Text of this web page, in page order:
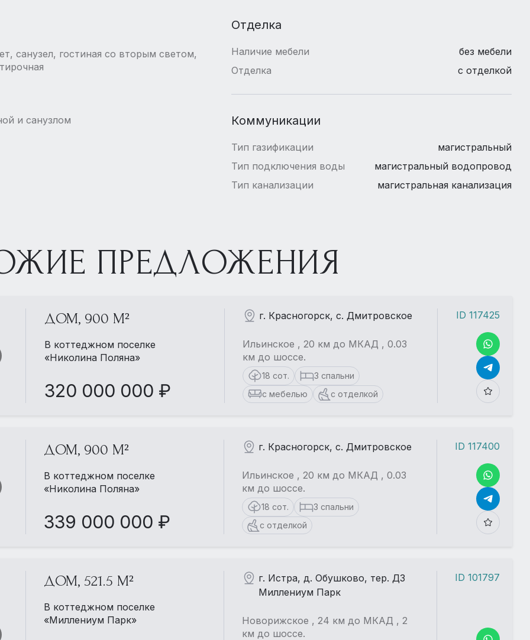
санузел, гостиная со вторым светом,
и санузлом
Отделка
Наличие мебели
без мебели
Отделка
с отделкой
Коммуникации
Тип газификации
магистральный
Тип подключения воды
магистральный водопровод
Тип канализации
магистральная канализация
ПРЕДЛОЖЕНИЯ
ДОМ, 900 М²
В коттеджном поселке
«Николина Поляна»
320 000 000 ₽
г. Красногорск, с. Дмитровское
Ильинское , 20 км до МКАД , 0.03
км до шоссе.
18 сот.
3 спальни
с мебелью
с отделкой
ID 117425
ДОМ, 900 М²
В коттеджном поселке
«Николина Поляна»
339 000 000 ₽
г. Красногорск, с. Дмитровское
Ильинское , 20 км до МКАД , 0.03
км до шоссе.
18 сот.
3 спальни
с отделкой
ID 117400
ДОМ, 521.5 М²
В коттеджном поселке
«Миллениум Парк»
г. Истра, д. Обушково, тер. ДЗ
Миллениум Парк
Новорижское , 24 км до МКАД , 2
км до шоссе.
ID 101797